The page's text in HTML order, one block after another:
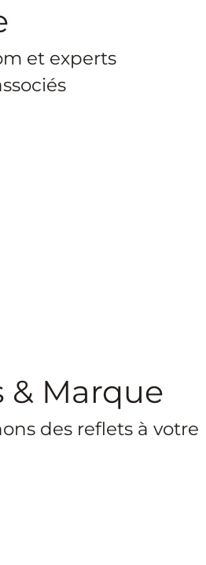
et experts
& Marque
des reflets à votre